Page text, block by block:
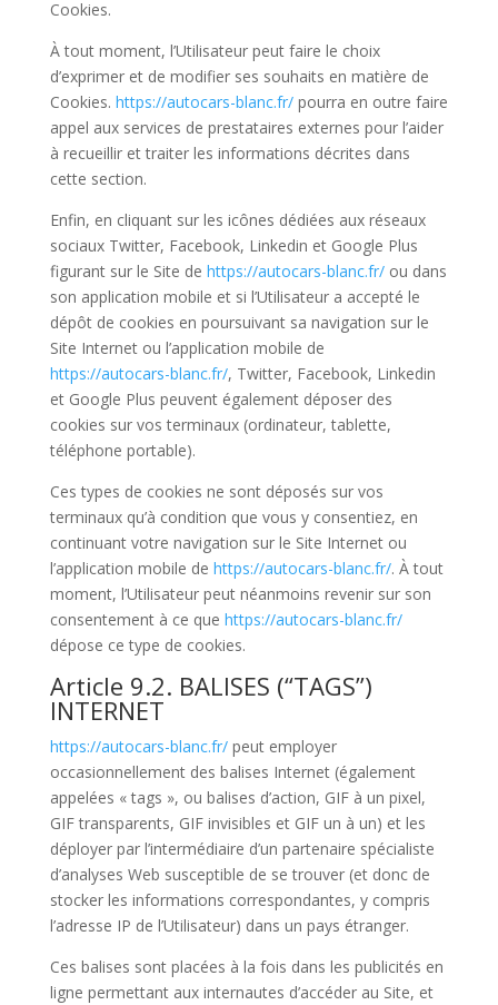
Cookies.
À tout moment, l’Utilisateur peut faire le choix
d’exprimer et de modifier ses souhaits en matière de
Cookies. https://autocars-blanc.fr/pourra en outre faire
appel aux services de prestataires externes pour l’aider
à recueillir et traiter les informations décrites dans
cette section.
Enfin, en cliquant sur les icônes dédiées aux réseaux
sociaux Twitter, Facebook, Linkedin et Google Plus
figurant sur le Site de https://autocars-blanc.fr/ou dans
son application mobile et si l’Utilisateur a accepté le
dépôt de cookies en poursuivant sa navigation sur le
Site Internet ou l’application mobile de
https://autocars-blanc.fr/, Twitter, Facebook, Linkedin
et Google Plus peuvent également déposer des
cookies sur vos terminaux (ordinateur, tablette,
téléphone portable).
Ces types de cookies ne sont déposés sur vos
terminaux qu’à condition que vous y consentiez, en
continuant votre navigation sur le Site Internet ou
l’application mobile de https://autocars-blanc.fr/. À tout
moment, l’Utilisateur peut néanmoins revenir sur son
consentement à ce que https://autocars-blanc.fr/
dépose ce type de cookies.
Article 9.2. BALISES (“TAGS”)
INTERNET
https://autocars-blanc.fr/peut employer
occasionnellement des balises Internet (également
appelées « tags », ou balises d’action, GIF à un pixel,
GIF transparents, GIF invisibles et GIF un à un) et les
déployer par l’intermédiaire d’un partenaire spécialiste
d’analyses Web susceptible de se trouver (et donc de
stocker les informations correspondantes, y compris
l’adresse IP de l’Utilisateur) dans un pays étranger.
Ces balises sont placées à la fois dans les publicités en
ligne permettant aux internautes d’accéder au Site, et